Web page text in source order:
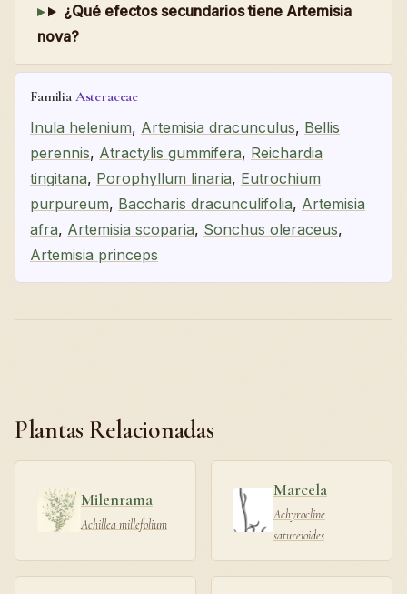
¿Qué efectos secundarios tiene Artemisia
nova?
Familia Asteraceae
Inula helenium, Artemisia dracunculus, Bellis
perennis, Atractylis gummifera, Reichardia
tingitana, Porophyllum linaria, Eutrochium
purpureum, Baccharis dracunculifolia, Artemisia
afra, Artemisia scoparia, Sonchus oleraceus,
Artemisia princeps
Plantas Relacionadas
Milenrama
Achillea millefolium
Marcela
Achyrocline
satureioides